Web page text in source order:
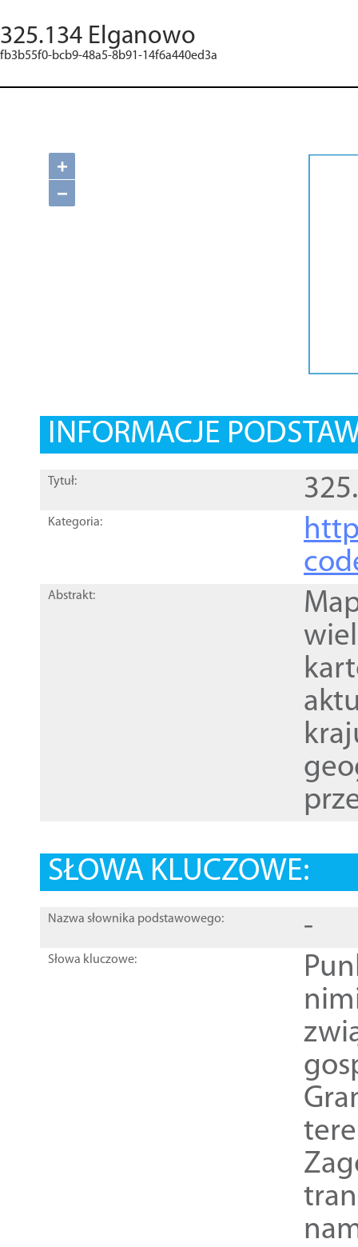
325.134 Elganowo
fb3b55f0-bcb9-48a5-8b91-14f6a440ed3a
+
−
INFORMACJE
Tytuł:
Kategoria:
Abstrakt:
SŁOWA KLUCZOWE:
Nazwa słownika podstawowego: -
Słowa kluczowe: